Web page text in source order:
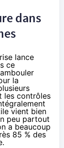
dans
lance
ce
la
les contrôles
vient bien
peu partout
a beaucoup
85 % des